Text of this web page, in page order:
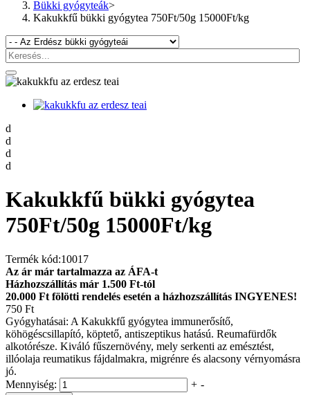
Bükki gyógyteák>
Kakukkfű bükki gyógytea 750Ft/50g 15000Ft/kg
d
d
d
d
Kakukkfű bükki gyógytea
750Ft/50g 15000Ft/kg
Termék kód:10017
Az ár már tartalmazza az ÁFA-t
Házhozszállítás már 1.500 Ft-tól
20.000 Ft fölötti rendelés esetén a házhozszállítás INGYENES!
750 Ft
Gyógyhatásai: A Kakukkfű gyógytea immunerősítő,
köhögéscsillapító, köptető, antiszeptikus hatású. Reumafürdők
alkotórésze. Kiváló fűszernövény, mely serkenti az emésztést,
illóolaja reumatikus fájdalmakra, migrénre és alacsony vérnyomásra
jó.
Mennyiség:
+ -